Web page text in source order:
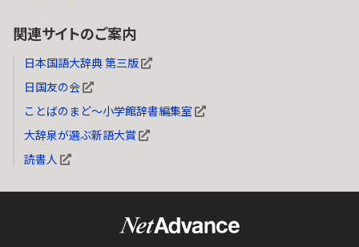
関連サイトのご案内
日本国語大辞典 第三版
日国友の会
ことばのまど～小学館辞書編集室
大辞泉が選ぶ新語大賞
読書人